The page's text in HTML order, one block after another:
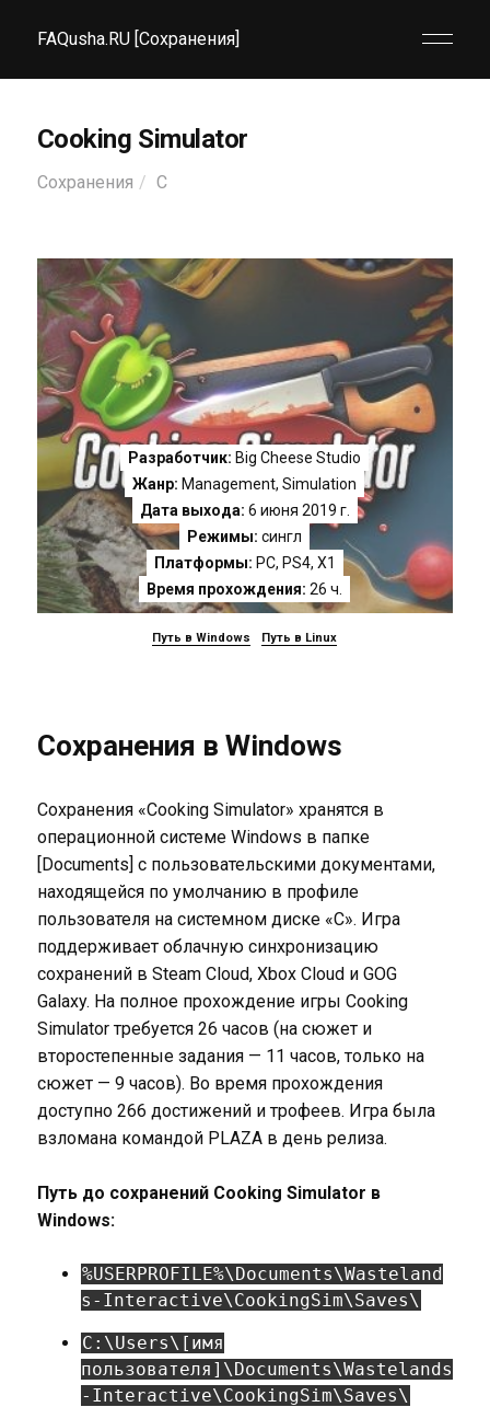
FAQusha.RU [Сохранения]
Cooking Simulator
Сохранения C
Разработчик: Big Cheese Studio
Жанр: Management,Simulation
Дата выхода: 6 июня 2019 г.
Режимы: сингл
Платформы: PC, PS4, X1
Время прохождения: 26 ч.
Путь в Windows Путь в Linux
Сохранения в Windows
Сохранения «Cooking Simulator» хранятся в
операционной системе Windows в папке
[Documents] с пользовательскими документами,
находящейся по умолчанию в профиле
пользователя на системном диске «C». Игра
поддерживает облачную синхронизацию
сохранений в Steam Cloud, Xbox Cloud и GOG
Galaxy. На полное прохождение игры Cooking
Simulator требуется 26 часов (на сюжет и
второстепенные задания — 11 часов, только на
сюжет — 9 часов). Во время прохождения
доступно 266 достижений и трофеев. Игра была
взломана командой PLAZA в день релиза.
Путь до сохранений Cooking Simulator в
Windows:
%USERPROFILE%\Documents\Wasteland
s-Interactive\CookingSim\Saves\
C:\Users\[имя
пользователя]\Documents\Wastelands
-Interactive\CookingSim\Saves\